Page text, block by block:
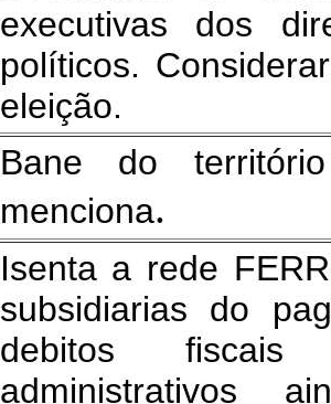
executivas dos
políticos.
eleição.
Bane do
menciona.
Isenta a rede
subsidiarias do
debitos fiscais
administrativos